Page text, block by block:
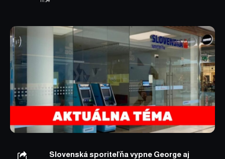
Slovenská sporiteľňa vypne George aj